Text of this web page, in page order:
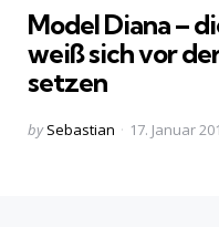
Model Diana –
weiß sich vor
setzen
Posted
by Sebastian 17. Januar